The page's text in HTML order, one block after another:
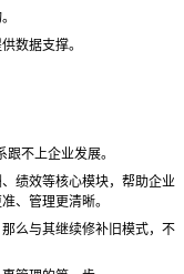
数据支撑。
不上企业发展。
绩效等核心模块，帮助企业
、管理更清晰。
么与其继续修补旧模式，不